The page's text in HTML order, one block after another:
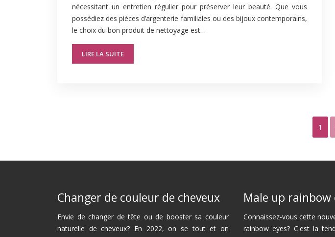
nécessitant un entretien régulier pour préserver leur beauté. Que vous
possédiez des pièces d’argenterie familiales ou des bijoux contemporains,
le choix du bon produit de nettoyage est…
LIRE LA SUITE
1
Changer de couleur de cheveux
Envie de changer de tête ou de booster sa couleur
naturelle de cheveux? En 2022, on se tout et on
Male up rainbow
Connaissez-vous cette
rainbow eyes? C'est la